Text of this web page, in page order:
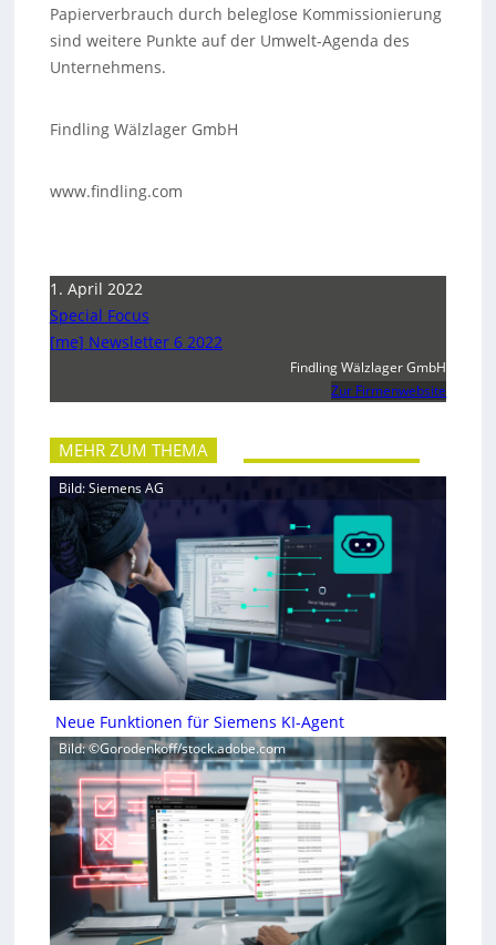
Papierverbrauch durch beleglose Kommissionierung
sind weitere Punkte auf der Umwelt-Agenda des
Unternehmens.
Findling Wälzlager GmbH
www.findling.com
1. April 2022
Special Focus
[me] Newsletter 6 2022
Findling Wälzlager GmbH
Zur Firmenwebsite
MEHR ZUM THEMA
Bild: Siemens AG
Neue Funktionen für Siemens KI-Agent
Bild: ©Gorodenkoff/stock.adobe.com